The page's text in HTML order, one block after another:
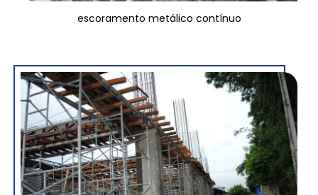
escoramento metálico contínuo